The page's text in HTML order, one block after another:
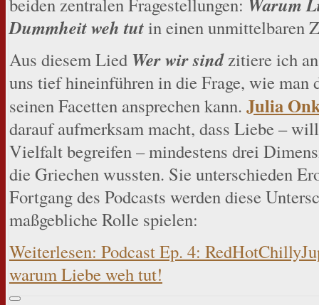
beiden zentralen Fragestellungen:
Dummheit weh tutin einen unmittelbaren
Aus diesem Lied Wer wir sindzitiere ich
uns tief hineinführen in die Frage, wie man
seinen Facetten ansprechen kann. Julia
darauf aufmerksam macht, dass Liebe –
Vielfalt begreifen – mindestens drei
die Griechen wussten. Sie unterschieden
Fortgang des Podcasts werden diese
maßgebliche Rolle spielen:
Weiterlesen: Podcast Ep. 4:
warum Liebe weh tut!